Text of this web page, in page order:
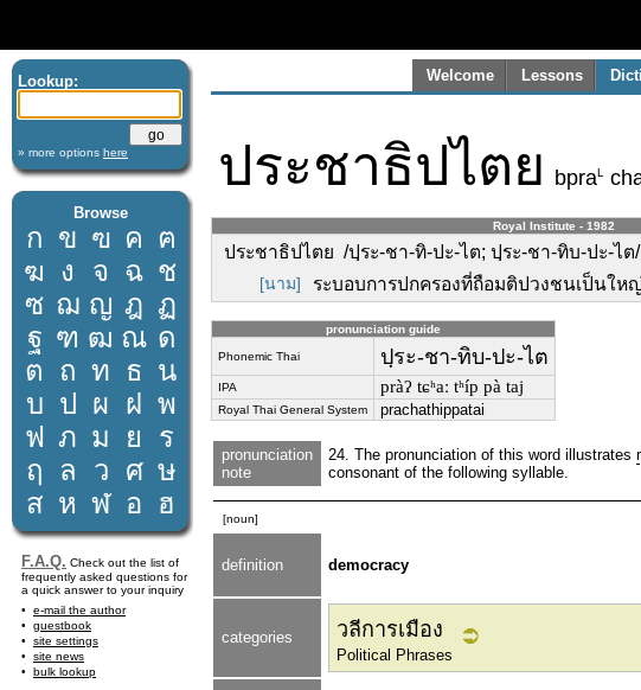
Lookup:
» more options here
Browse
ก ข ฃ ค ฅ
ฆ ง จ ฉ ช
ซ ฌ ญ ฎ ฏ
ฐ ฑ ฒ ณ ด
ต ถ ท ธ น
บ ป ผ ฝ พ
ฟ ภ ม ย
ร
ฤ
ล ว ศ ษ
ส ห ฬ อ ฮ
F.A.Q. Check out the list of
frequently asked questions for
a quick answer to your inquiry
e-mail the author
guestbook
site settings
site news
bulk lookup
Welcome Lessons
ประชาธิปไตย bpraL
Royal Institute - 1982
ประชาธิปไตย /ปฺระ-ชา-ทิ-ปะ-ไต; ปฺระ-ชา-ทิบ-ปะ-ไต
[นาม] ระบอบการปกครองที่ถือมติปวงชนเป็นให
pronunciation guide
Phonemic Thai ปฺระ-ชา-ทิบ-ปะ-ไต
IPA pràʔ tɕʰaː tʰíp pà taj
Royal Thai General System prachathippatai
pronunciation
note
24. The pronunciation of this word illustrates
consonant of the following syllable.
[noun]
definition democracy
categories วลีการเมือง
Political Phrases